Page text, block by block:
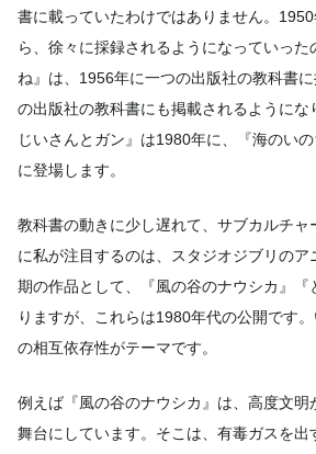
書に載っていたわけではありません。
ら、徐々に採録されるようになっていった
ね』は、1956年に一つの出版社の教科書
の出版社の教科書にも掲載されるようにな
じいさんとガン』は1980年に、『海のい
に登場します。
教科書の動きに少し遅れて、サブカルチャ
に私が注目するのは、スタジオジブリのア
期の作品として、『風の谷のナウシカ』『
りますが、これらは1980年代の公開です
の相互依存性がテーマです。
例えば『風の谷のナウシカ』は、高度文明
舞台にしています。そこは、有毒ガスを出